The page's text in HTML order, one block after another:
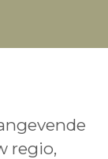
regio,